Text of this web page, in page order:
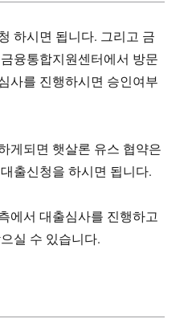
하시면 됩니다. 그리고 금
융통합지원센터에서 방문
사를 진행하시면 승인여부
게되면 햇살론 유스 협약은
출신청을 하시면 됩니다.
에서 대출심사를 진행하고
실 수 있습니다.